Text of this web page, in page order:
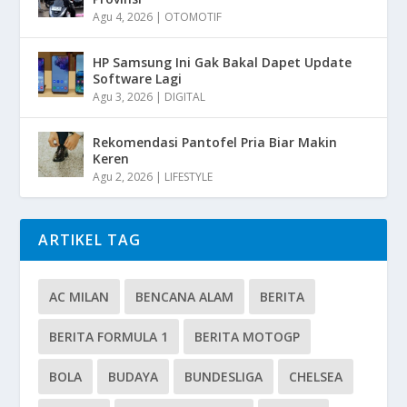
Agu 4, 2026 | OTOMOTIF
HP Samsung Ini Gak Bakal Dapet Update
Software Lagi
Agu 3, 2026 | DIGITAL
Rekomendasi Pantofel Pria Biar Makin
Keren
Agu 2, 2026 | LIFESTYLE
ARTIKEL TAG
AC MILAN BENCANA ALAM BERITA
BERITA FORMULA 1 BERITA MOTOGP
BOLA BUDAYA BUNDESLIGA CHELSEA